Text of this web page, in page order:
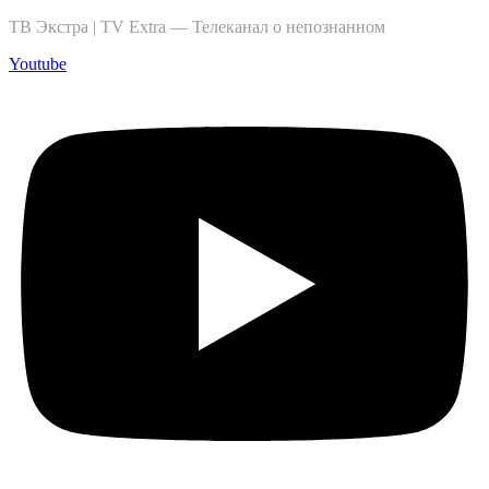
ТВ Экстра | TV Extra — Телеканал о непознанном
Youtube